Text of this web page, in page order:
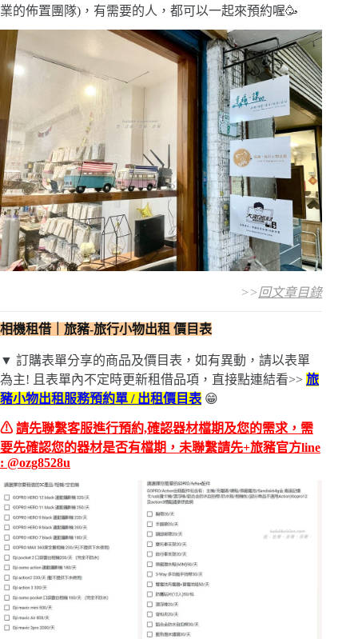
業的佈置團隊)，有需要的人，都可以一起來預約喔🥳
>>回文章目錄
相機租借｜旅豬-旅行小物出租 價目表
▼ 訂購表單分享的商品及價目表，如有異動，請以表單
為主! 且表單內不定時更新租借品項，直接點連結看>> 旅
豬小物出租服務預約單 / 出租價目表 😁
⚠ 請先聯繫客服進行預約,確認器材檔期及您的需求，需
要先確認您的器材是否有檔期，未聯繫請先+旅豬官方line
: @ozg8528u